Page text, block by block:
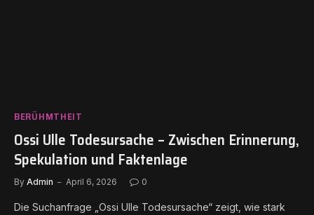
BERÜHMTHEIT
Ossi Ulle Todesursache – Zwischen Erinnerung,
Spekulation und Faktenlage
By Admin April 6, 2026 0
Die Suchanfrage „Ossi Ulle Todesursache“ zeigt, wie stark